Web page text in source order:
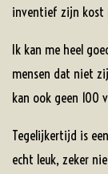
inventief zijn kost
Ik kan me heel
mensen dat niet
kan ook geen 100
Tegelijkertijd is
echt leuk, zeker